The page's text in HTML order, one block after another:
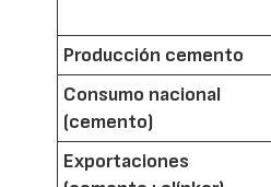
Producción cemento
Consumo nacional
(cemento)
Exportaciones